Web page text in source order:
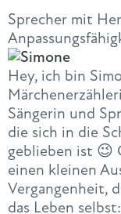
Sprecher mit
Hey, ich bin
Sängerin und
die sich in die
geblieben ist 😉
einen kleinen
Vergangenheit,
das Leben selbst: